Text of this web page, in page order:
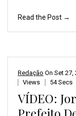
Read the Post →
Redação On Set 27,
Views
54 Secs
VÍDEO: